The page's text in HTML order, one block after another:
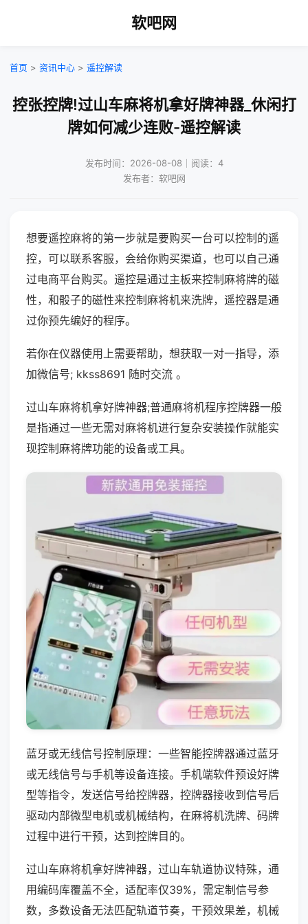
软吧网
首页 > 资讯中心 > 遥控解读
控张控牌!过山车麻将机拿好牌神器_休闲打
牌如何减少连败-遥控解读
发布时间：2026-08-08｜阅读：4
发布者：软吧网
想要遥控麻将的第一步就是要购买一台可以控制的遥
控，可以联系客服，会给你购买渠道，也可以自己通
过电商平台购买。遥控是通过主板来控制麻将牌的磁
性，和骰子的磁性来控制麻将机来洗牌，遥控器是通
过你预先编好的程序。
若你在仪器使用上需要帮助，想获取一对一指导，添
加微信号; kkss8691 随时交流 。
过山车麻将机拿好牌神器;普通麻将机程序控牌器一般
是指通过一些无需对麻将机进行复杂安装操作就能实
现控制麻将牌功能的设备或工具。
蓝牙或无线信号控制原理：一些智能控牌器通过蓝牙
或无线信号与手机等设备连接。手机端软件预设好牌
型等指令，发送信号给控牌器，控牌器接收到信号后
驱动内部微型电机或机械结构，在麻将机洗牌、码牌
过程中进行干预，达到控牌目的。
过山车麻将机拿好牌神器，过山车轨道协议特殊，通
用编码库覆盖不全，适配率仅39%，需定制信号参
数，多数设备无法匹配轨道节奏，干预效果差，机械